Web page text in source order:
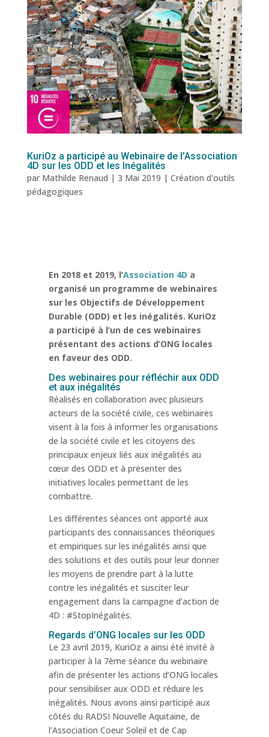
KuriOz a participé au Webinaire de l’Association
4D sur les ODD et les Inégalités
par Mathilde Renaud | 3 Mai 2019 | Création d'outils
pédagogiques
En 2018 et 2019, l’Association 4D a
organisé un programme de webinaires
sur les Objectifs de Développement
Durable (ODD) et les inégalités. KuriOz
a participé à l’un de ces webinaires
présentant des actions d’ONG locales
en faveur des ODD.
Des webinaires pour réfléchir aux ODD
et aux inégalités
Réalisés en collaboration avec plusieurs
acteurs de la société civile, ces webinaires
visent à la fois à informer les organisations
de la société civile et les citoyens des
principaux enjeux liés aux inégalités au
cœur des ODD et à présenter des
initiatives locales permettant de les
combattre.
Les différentes séances ont apporté aux
participants des connaissances théoriques
et empiriques sur les inégalités ainsi que
des solutions et des outils pour leur donner
les moyens de prendre part à la lutte
contre les inégalités et susciter leur
engagement dans la campagne d’action de
4D : #StopInégalités.
Regards d’ONG locales sur les ODD
Le 23 avril 2019, KuriOz a ainsi été invité à
participer à la 7ème séance du webinaire
afin de présenter les actions d’ONG locales
pour sensibiliser aux ODD et réduire les
inégalités. Nous avons ainsi participé aux
côtés du RADSI Nouvelle Aquitaine, de
l’Association Coeur Soleil et de Cap